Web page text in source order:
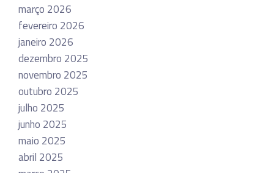
março 2026
fevereiro 2026
janeiro 2026
dezembro 2025
novembro 2025
outubro 2025
julho 2025
junho 2025
maio 2025
abril 2025